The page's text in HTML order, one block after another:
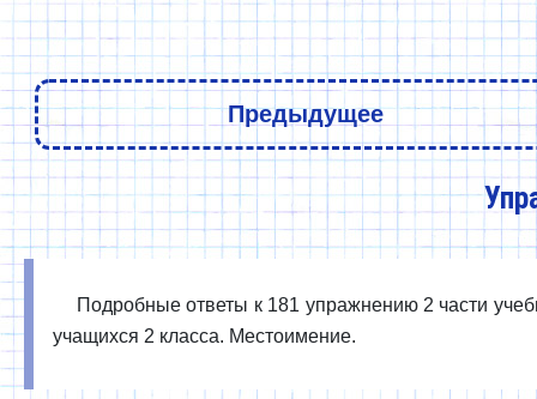
Предыдущее
Подробные ответы к 181 упражнению 2 части
учащихся 2 класса. Местоимение.